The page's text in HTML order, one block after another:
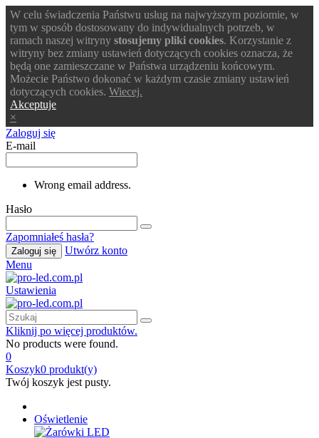
W celu świadczenia Państwu usług na najwyższym poziomie, w
tym w sposób dostosowany do indywidualnych potrzeb, w
ramach naszej witryny stosujemy pliki cookies. Korzystanie z
witryny bez zmiany ustawień dotyczących cookies oznacza, że
będą one zamieszczane w Państwa urządzeniu końcowym.
Możecie Państwo dokonać w każdym czasie zmiany ustawień
dotyczących cookies. Wiecej.
Akceptuje
×
Zaloguj się
E-mail
Wrong email address.
Hasło
Zapomniałeś hasła?
Zaloguj się
Utwórz konto
Menu
Ustawienia
Kliknij po więcej produktów.
No products were found.
0
Koszyk0 produkt(y)
Twój koszyk jest pusty.
Oświetlenie